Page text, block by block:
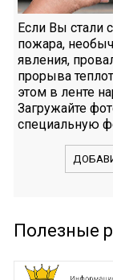
Если Вы стали
пожара,
явления,
прорыва
этом в ленте
Загружайте
специальную
Полезные